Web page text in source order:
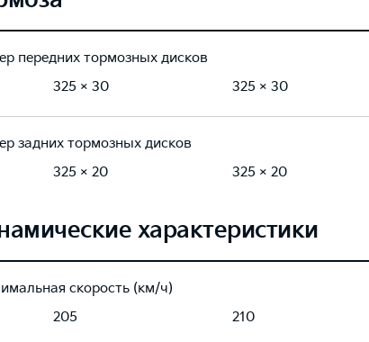
передних тормозных дисков
325 × 30 325 × 30
задних тормозных дисков
325 × 20 325 × 20
характеристики
скорость (км/ч)
205 210